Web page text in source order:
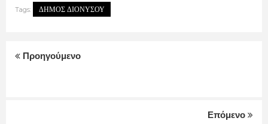
Tags: ΔΗΜΟΣ ΔΙΟΝΥΣΟΥ
Προηγούμενο
Επόμενο